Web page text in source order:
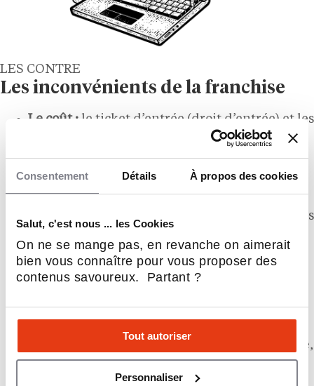
Consentement Détails À propos des cookies
Salut, c'est nous ... les Cookies
On ne se mange pas, en revanche on aimerait
bien vous connaître pour vous proposer des
contenus savoureux. Partant ?
Tout autoriser
Personnaliser
LES CONTRE
Les inconvénients de la franchise
Le coût : le ticket d’entrée (droit d’entrée) et les
redevances (royalties) peuvent représenter
une somme importante qui réduit la
rentabilité nette par rapport à une activité
indépendante ;
conformer aux règles et aux standards imposés
par le franchiseur. La créativité et la prise
d’initiative sont limitées. Vous ne pouvez pas
changer les produits, la décoration ou la
stratégie de communication comme bon vous
long, complexe et engageant. Il peut contenir
des clauses restrictives (exclusivité territoriale,
clause de non-concurrence post-
contractuelle) ;